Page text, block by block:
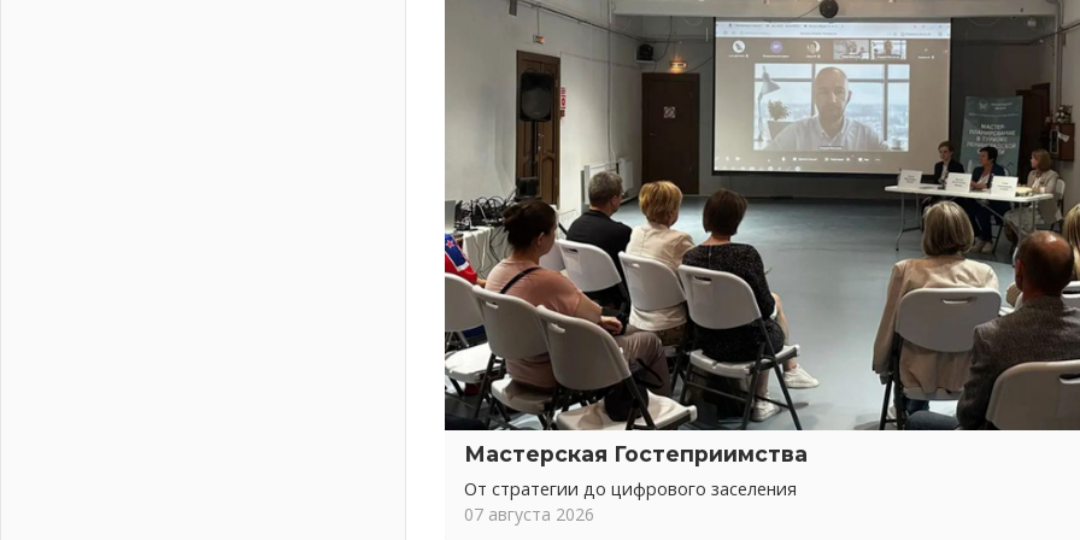
Мастерская Гостеприимства
От стратегии до цифрового заселения
07 августа 2026